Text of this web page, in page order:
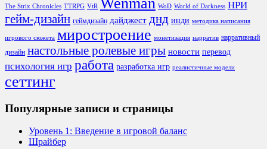
The Strix Chronicles TTRPG VtR WoD World of Darkness НРИ
гейм-дизайн геймдизайн дайджест днд инди методика написания
игрового сюжета миростроение монетизация нарратив нарративный
дизайн настольные ролевые игры новости перевод
психология игр работа разработка игр реалистичные модели
сеттинг
Популярные записи и страницы
Уровень 1: Введение в игровой баланс
Шрайбер